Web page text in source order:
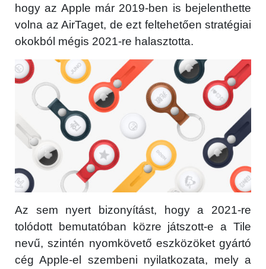
hogy az Apple már 2019-ben is bejelenthette
volna az AirTaget, de ezt feltehetően stratégiai
okokból mégis 2021-re halasztotta.
Az sem nyert bizonyítást, hogy a 2021-re
tolódott bemutatóban közre játszott-e a Tile
nevű, szintén nyomkövető eszközöket gyártó
cég Apple-el szembeni nyilatkozata, mely a